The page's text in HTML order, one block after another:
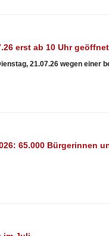
erst ab 10 Uhr geöffnet
21.07.26 wegen einer
65.000 Bürgerinnen